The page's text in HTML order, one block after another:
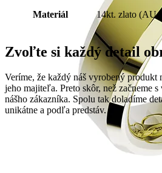
Materiál 14kt. zlato (AU
Zvoľte si každý detail
Veríme, že každý náš vyrobený produkt
jeho majiteľa. Preto skôr, než začneme
nášho zákazníka. Spolu tak doladíme
unikátne a podľa predstáv.